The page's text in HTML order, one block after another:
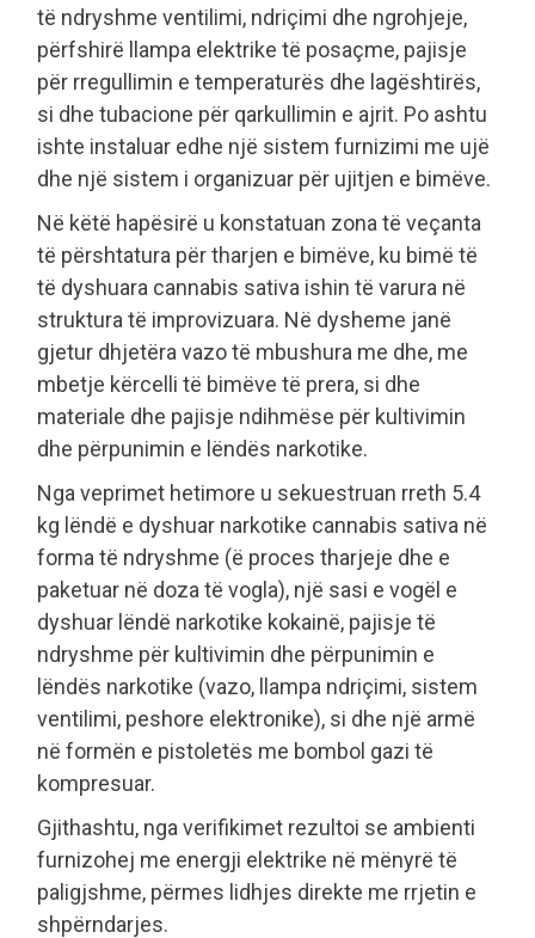
të ndryshme ventilimi, ndriçimi dhe ngrohjeje,
përfshirë llampa elektrike të posaçme, pajisje
për rregullimin e temperaturës dhe lagështirës,
si dhe tubacione për qarkullimin e ajrit. Po ashtu
ishte instaluar edhe një sistem furnizimi me ujë
dhe një sistem i organizuar për ujitjen e bimëve.
Në këtë hapësirë u konstatuan zona të veçanta
të përshtatura për tharjen e bimëve, ku bimë të
të dyshuara cannabis sativa ishin të varura në
struktura të improvizuara. Në dysheme janë
gjetur dhjetëra vazo të mbushura me dhe, me
mbetje kërcelli të bimëve të prera, si dhe
materiale dhe pajisje ndihmëse për kultivimin
dhe përpunimin e lëndës narkotike.
Nga veprimet hetimore u sekuestruan rreth 5.4
kg lëndë e dyshuar narkotike cannabis sativa në
forma të ndryshme (ë proces tharjeje dhe e
paketuar në doza të vogla), një sasi e vogël e
dyshuar lëndë narkotike kokainë, pajisje të
ndryshme për kultivimin dhe përpunimin e
lëndës narkotike (vazo, llampa ndriçimi, sistem
ventilimi, peshore elektronike), si dhe një armë
në formën e pistoletës me bombol gazi të
kompresuar.
Gjithashtu, nga verifikimet rezultoi se ambienti
furnizohej me energji elektrike në mënyrë të
paligjshme, përmes lidhjes direkte me rrjetin e
shpërndarjes.